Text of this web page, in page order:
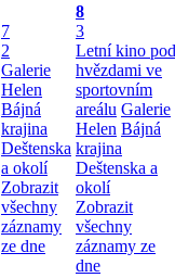
7
2
Galerie
Helen
Bájná
krajina
Deštenska
a okolí
Zobrazit
všechny
záznamy
ze dne
8
3
Letní kino pod
hvězdami ve
sportovním
areálu Galerie
Helen Bájná
krajina
Deštenska a
okolí
Zobrazit
všechny
záznamy ze
dne